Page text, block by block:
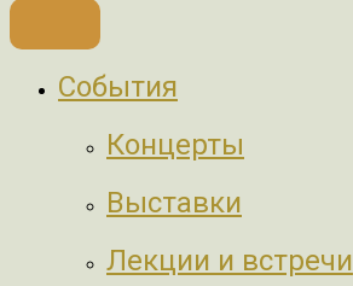
События
Концерты
Выставки
Лекции и встречи